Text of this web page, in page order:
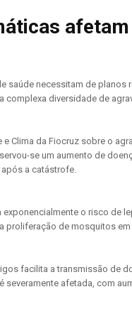
saúde necessitam de
complexa diversidade de
Clima da Fiocruz sobre o
se um aumento de
a catástrofe.
o risco de
proliferação de mosquitos
facilita a transmissão de
afetada, com